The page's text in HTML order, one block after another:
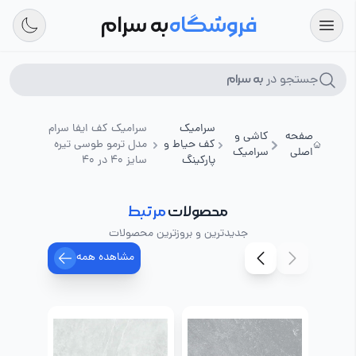
فروشگاهبه سرام
جستجو در به سرام
صفحه
اصلی
کاشی و
سرامیک
سرامیک
کف حیاط و
پارکینگ
سرامیک کف ایفا سرام
مدل ترمو طوسی تیره
سایز 40 در 40
محصولاتمرتبط
جدیدترین و بروزترین محصولات
مشاهده همه